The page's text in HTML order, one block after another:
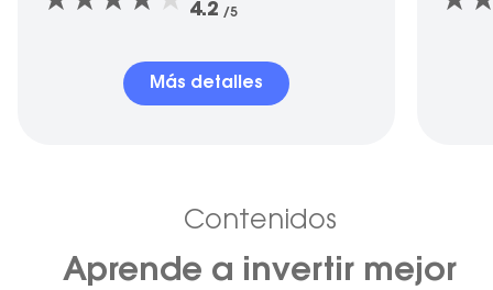
4.2 /5
Más detalles
Contenidos
Aprende a invertir mejor